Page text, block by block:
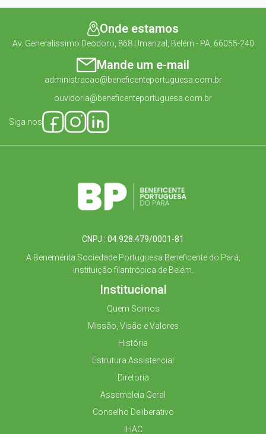
Onde estamos
Av. Generalíssimo Deodoro, 868 Umarizal, Belém - PA, 66055-240
Mande um e-mail
administracao@beneficenteportuguesa.com.br
ouvidoria@beneficenteportuguesa.com.br
Siga nos
CNPJ : 04.928.479/0001-81
A Benemérita Sociedade Portuguesa Beneficente do Pará,
instituição filantrópica de Belém.
Institucional
Quem Somos
Missão, Visão e Valores
História
Estrutura Assistencial
Diretoria
Assembleia Geral
Conselho Deliberativo
IHAC